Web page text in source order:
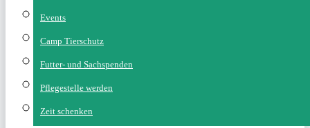
Events
Camp Tierschutz
Futter- und Sachspenden
Pflegestelle werden
Zeit schenken